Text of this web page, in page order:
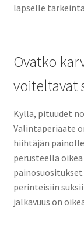
lapselle
Ovatko
voiteltavat
Kyllä, pituudet
Valintaperiaate
hiihtäjän
perusteella
perinteisiin
jalkavuus on